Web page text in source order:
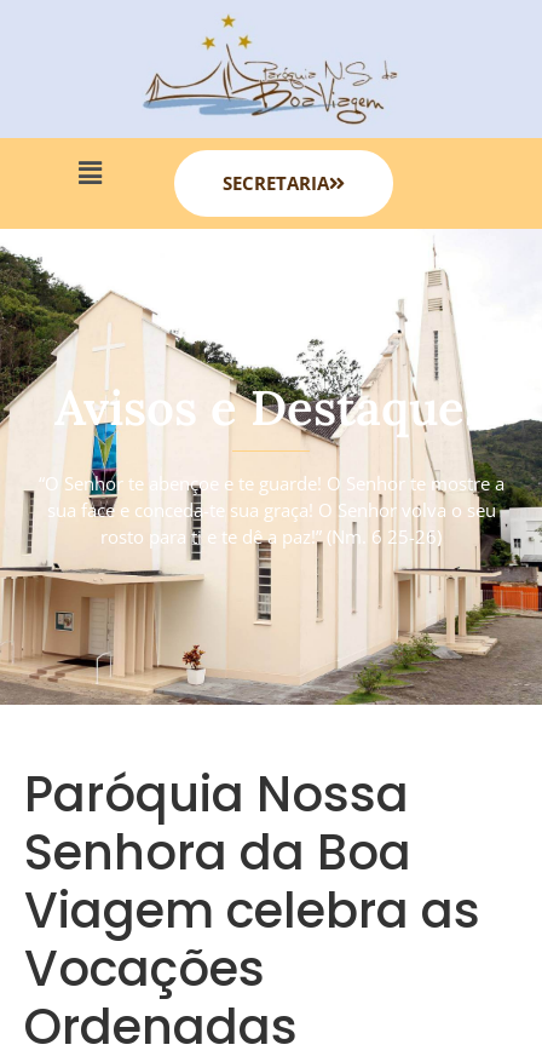
SECRETARIA
Avisos e Destaques
“O Senhor te abençoe e te guarde! O Senhor te mostre a
sua face e conceda-te sua graça! O Senhor volva o seu
rosto para ti e te dê a paz!” (Nm. 6 25-26)
Paróquia Nossa
Senhora da Boa
Viagem celebra as
Vocações
Ordenadas